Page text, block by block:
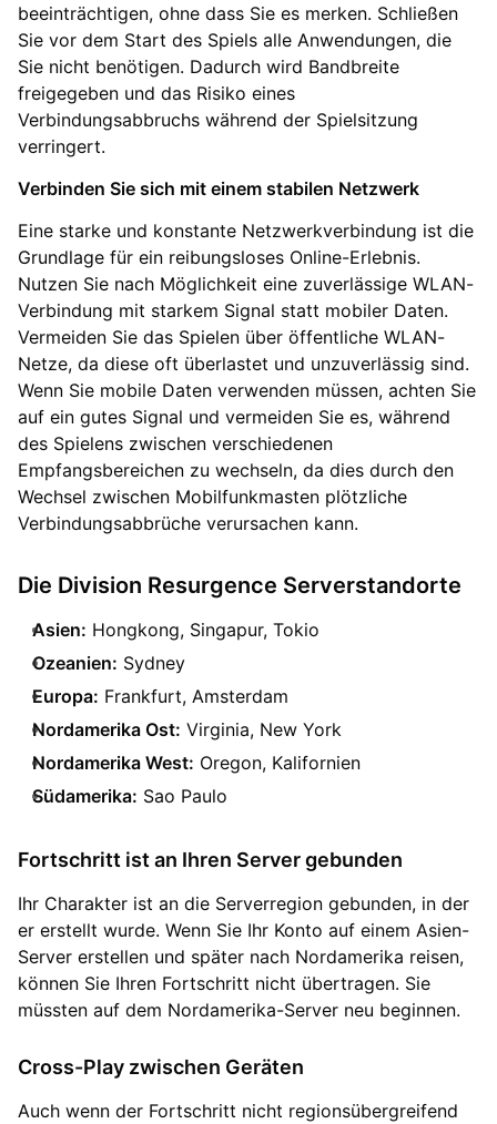
beeinträchtigen, ohne dass Sie es merken. Schließen
Sie vor dem Start des Spiels alle Anwendungen, die
Sie nicht benötigen. Dadurch wird Bandbreite
freigegeben und das Risiko eines
Verbindungsabbruchs während der Spielsitzung
verringert.
Verbinden Sie sich mit einem stabilen Netzwerk
Eine starke und konstante Netzwerkverbindung ist die
Grundlage für ein reibungsloses Online-Erlebnis.
Nutzen Sie nach Möglichkeit eine zuverlässige WLAN-
Verbindung mit starkem Signal statt mobiler Daten.
Vermeiden Sie das Spielen über öffentliche WLAN-
Netze, da diese oft überlastet und unzuverlässig sind.
Wenn Sie mobile Daten verwenden müssen, achten Sie
auf ein gutes Signal und vermeiden Sie es, während
des Spielens zwischen verschiedenen
Empfangsbereichen zu wechseln, da dies durch den
Wechsel zwischen Mobilfunkmasten plötzliche
Verbindungsabbrüche verursachen kann.
Die Division Resurgence Serverstandorte
Asien: Hongkong, Singapur, Tokio
Ozeanien: Sydney
Europa: Frankfurt, Amsterdam
Nordamerika Ost: Virginia, New York
Nordamerika West: Oregon, Kalifornien
Südamerika: Sao Paulo
Fortschritt ist an Ihren Server gebunden
Ihr Charakter ist an die Serverregion gebunden, in der
er erstellt wurde. Wenn Sie Ihr Konto auf einem Asien-
Server erstellen und später nach Nordamerika reisen,
können Sie Ihren Fortschritt nicht übertragen. Sie
müssten auf dem Nordamerika-Server neu beginnen.
Cross-Play zwischen Geräten
Auch wenn der Fortschritt nicht regionsübergreifend